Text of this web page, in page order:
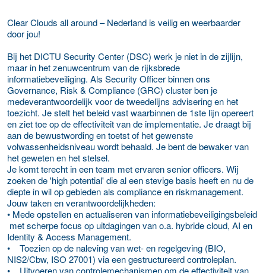
Clear Clouds all around – Nederland is veilig en weerbaarder
door jou!
Bij het DICTU Security Center (DSC) werk je niet in de zijlijn,
maar in het zenuwcentrum van de rijksbrede
informatiebeveiliging. Als Security Officer binnen ons
Governance, Risk & Compliance (GRC) cluster ben je
medeverantwoordelijk voor de tweedelijns advisering en het
toezicht. Je stelt het beleid vast waarbinnen de 1ste lijn opereert
en ziet toe op de effectiviteit van de implementatie. Je draagt bij
aan de bewustwording en toetst of het gewenste
volwassenheidsniveau wordt behaald. Je bent de bewaker van
het geweten en het stelsel.
Je komt terecht in een team met ervaren senior officers. Wij
zoeken de 'high potential' die al een stevige basis heeft en nu de
diepte in wil op gebieden als compliance en riskmanagement.
Jouw taken en verantwoordelijkheden:
• Mede opstellen en actualiseren van informatiebeveiligingsbeleid
met scherpe focus op uitdagingen van o.a. hybride cloud, AI en
Identity & Access Management.
• Toezien op de naleving van wet- en regelgeving (BIO,
NIS2/Cbw, ISO 27001) via een gestructureerd controleplan.
• Uitvoeren van controlemechanismen om de effectiviteit van